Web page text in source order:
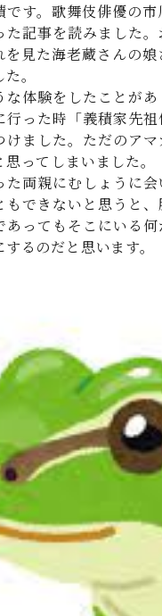
です。歌舞伎俳優の
た記事を読みました
を見た海老蔵さんの
。
な体験をしたことが
行った時「義積家先
けました。ただのア
ってしまいました。
た両親にむしょうに
もできないと思うと
あってもそこにいる
るのだと思います。